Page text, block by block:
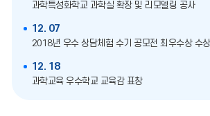
과학특성화학교 과학실 확장 및 리모델링 공사
12. 07
2018년 우수 상담체험 수기 공모전 최우수상 수
12. 18
과학교육 우수학교 교육감 표창